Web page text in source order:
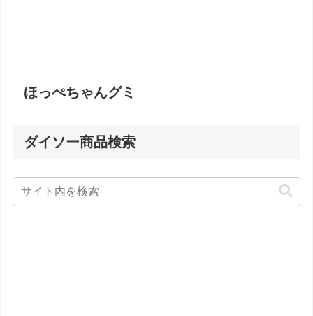
ほっぺちゃんグミ
ダイソー商品検索